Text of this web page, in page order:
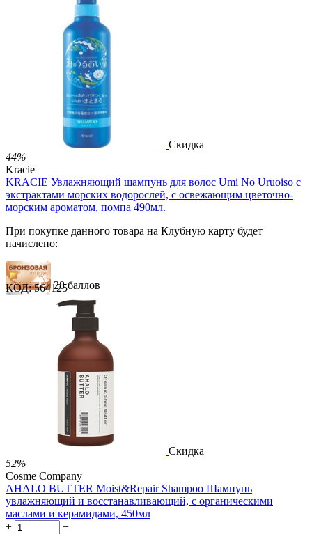
41 балл
69 баллов
1 486.00 Р
за 1.00 мл

Скидка
44%
Kracie
KRACIE Увлажняющий шампунь для волос Umi No Uruoiso с
экстрактами морских водорослей, с освежающим цветочно-
морским ароматом, помпа 490мл.
При покупке данного товара на Клубную карту будет
начислено:
28 баллов
41 балл
69 баллов
724.00 Р
за 1.00 мл
Нет в наличии
 
КОД: 564125
Скидка
52%
Cosme Company
AHALO BUTTER Moist&Repair Shampoo Шампунь
увлажняющий и восстанавливающий, с органическими
маслами и керамидами, 450мл
+
−